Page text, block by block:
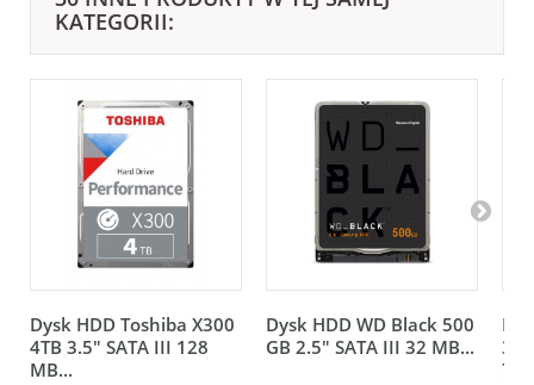
KATEGORII:
Dysk HDD Toshiba X300
4TB 3.5" SATA III 128
MB...
Dysk HDD WD Black 500
GB 2.5" SATA III 32 MB...